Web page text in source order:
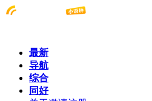
最新
导航
综合
同好